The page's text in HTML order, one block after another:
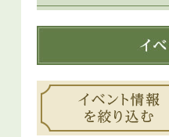
イベントカレンダーを表示
イベント情報を絞り込む